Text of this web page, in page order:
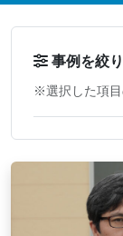
事例を絞
※選択した項目